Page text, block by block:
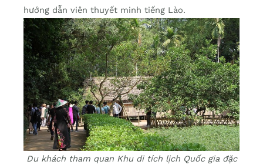
hướng dẫn viên thuyết minh tiếng Lào.
Du khách tham quan Khu di tích lịch Quốc gia đặc